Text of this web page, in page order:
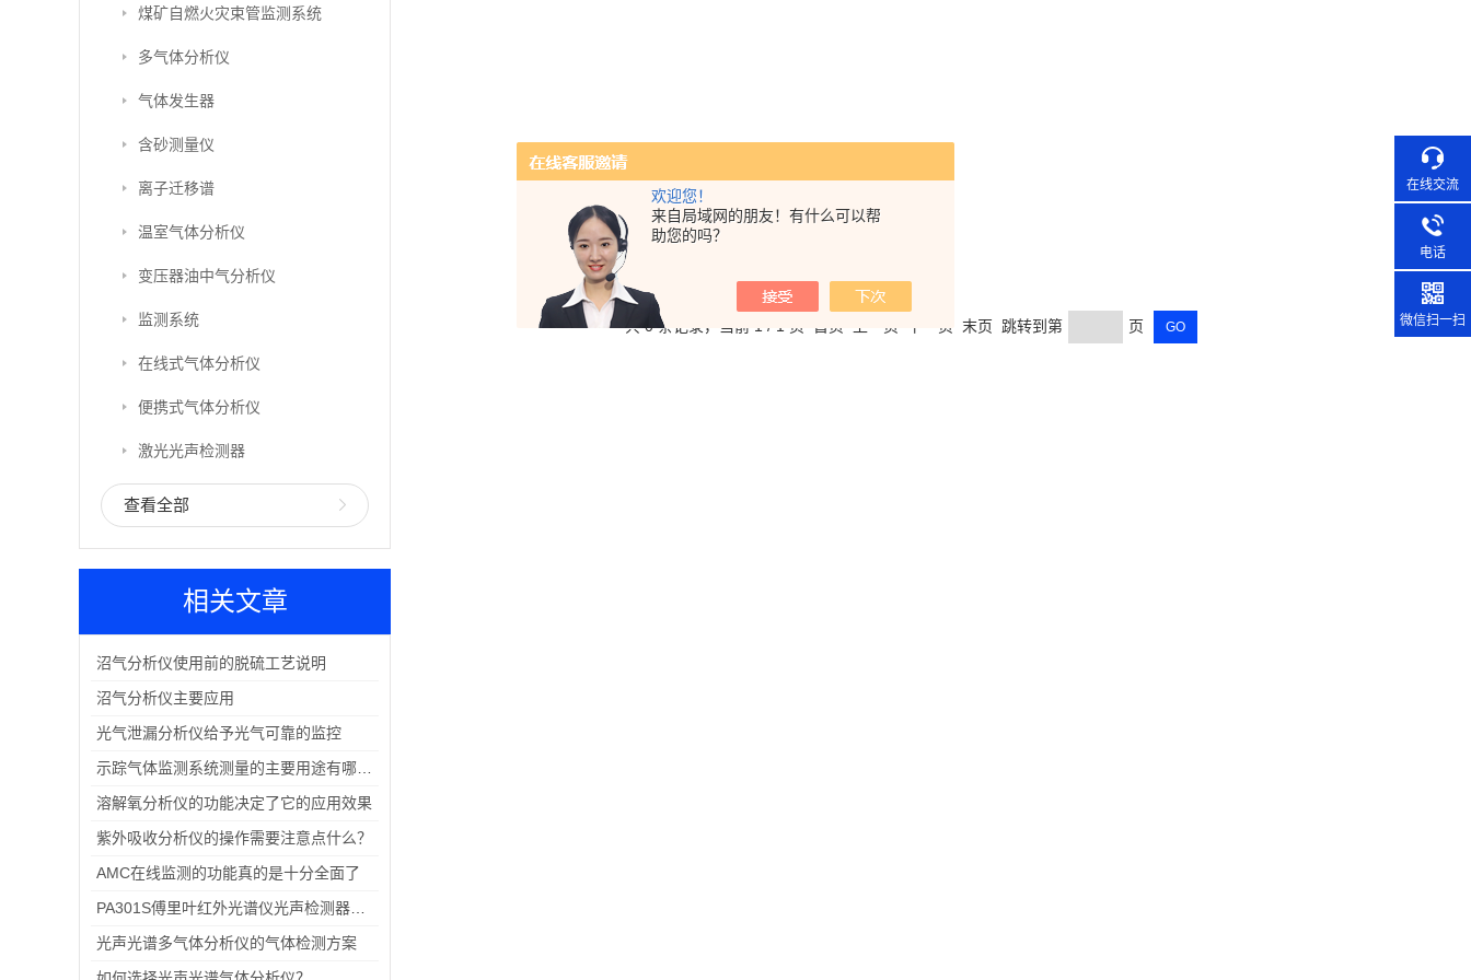
欢迎您！
来自局域网的朋友！有什么可以帮
助您的吗？
煤矿自燃火灾束管监测系统
多气体分析仪
气体发生器
含砂测量仪
离子迁移谱
温室气体分析仪
变压器油中气分析仪
监测系统
在线式气体分析仪
便携式气体分析仪
激光光声检测器
查看全部
相关文章
沼气分析仪使用前的脱硫工艺说明
沼气分析仪主要应用
光气泄漏分析仪给予光气可靠的监控
溶解氧分析仪的功能决定了它的应用效果
紫外吸收分析仪的操作需要注意点什么？
AMC在线监测的功能真的是十分全面了
光声光谱多气体分析仪的气体检测方案
共 0 条记录，当前 1 / 1 页 首页 上一页 下一页 末页 跳转到第 页
在线交流
电话
微信扫一扫